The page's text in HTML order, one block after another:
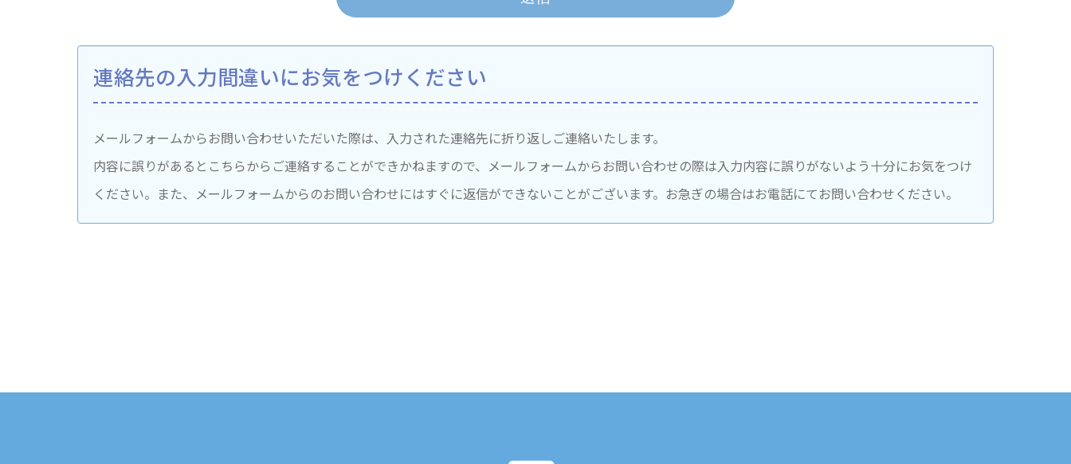
連絡先の入力間違いにお気をつけください
メールフォームからお問い合わせいただいた際は、入力された連絡先に折り返しご連絡いたします。
内容に誤りがあるとこちらからご連絡することができかねますので、メールフォームからお問い合わせの際は入力内容に誤りがないよう十分にお気をつけ
ください。また、メールフォームからのお問い合わせにはすぐに返信ができないことがございます。お急ぎの場合はお電話にてお問い合わせください。